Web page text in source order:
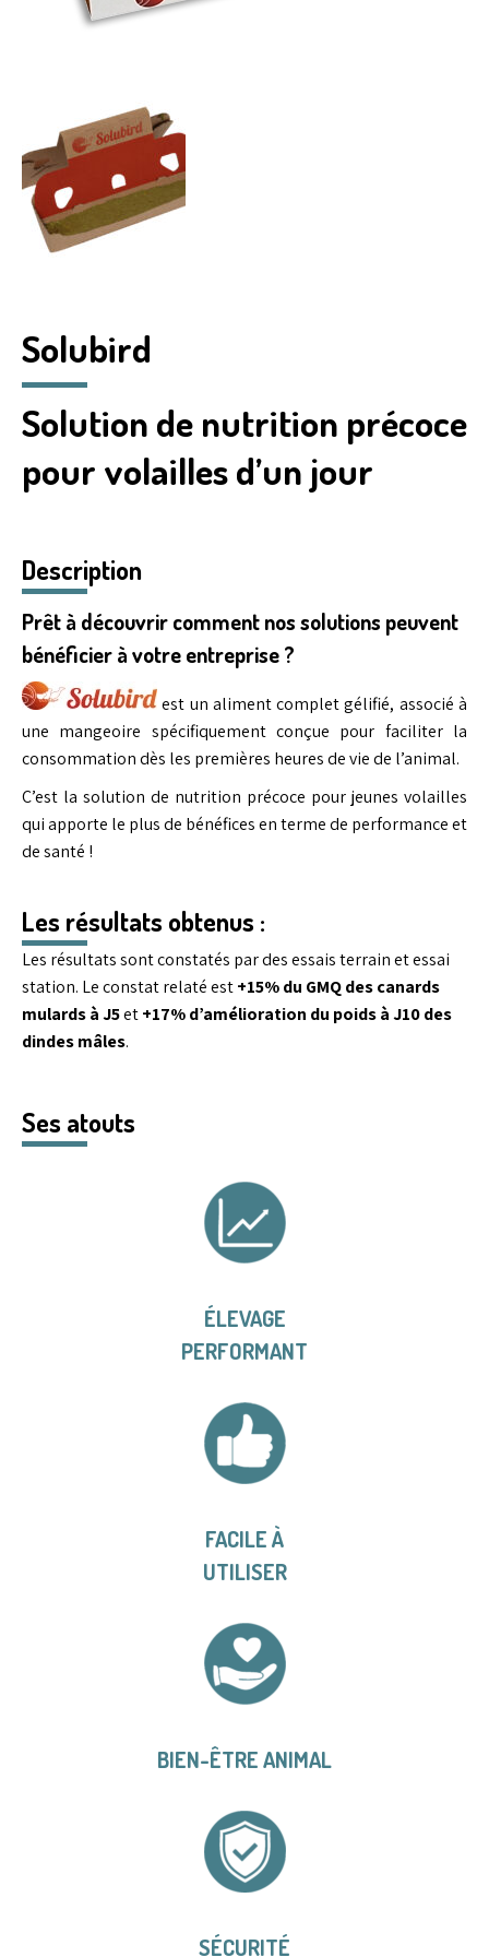
Solubird
Solution de nutrition précoce
pour volailles d’un jour
Description
Prêt à découvrir comment nos solutions peuvent
bénéficier à votre entreprise ?
est un aliment complet gélifié, associé à
une mangeoire spécifiquement conçue pour faciliter la
consommation dès les premières heures de vie de l’animal.
C’est la solution de nutrition précoce pour jeunes volailles
qui apporte le plus de bénéfices en terme de performance et
de santé !
Les résultats obtenus :
Les résultats sont constatés par des essais terrain et essai
station. Le constat relaté est+15% du GMQ des canards
mulards à J5et+17% d’amélioration du poids à J10 des
dindes mâles.
Ses atouts
ÉLEVAGE
PERFORMANT
FACILE À
UTILISER
BIEN-ÊTRE ANIMAL
SÉCURITÉ